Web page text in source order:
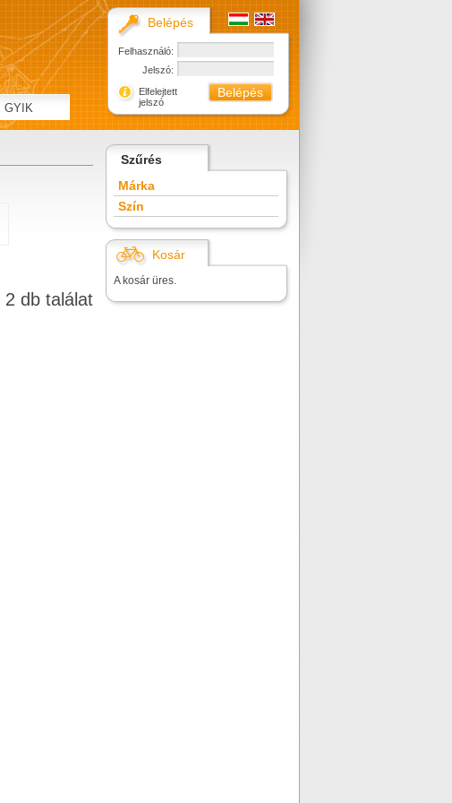
2 db találat
Szűrés
Márka
Szín
Kosár
A kosár üres.
Belépés
Felhasználó:
Jelszó:
Elfelejtett
jelszó
GYIK